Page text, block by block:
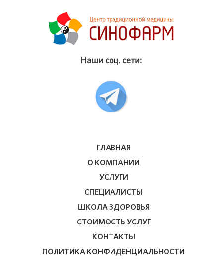
Наши соц. сети:
ГЛАВНАЯ
О КОМПАНИИ
УСЛУГИ
СПЕЦИАЛИСТЫ
ШКОЛА ЗДОРОВЬЯ
СТОИМОСТЬ УСЛУГ
КОНТАКТЫ
ПОЛИТИКА КОНФИДЕНЦИАЛЬНОСТИ